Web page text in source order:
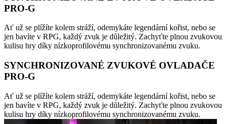
PRO-G
Ať už se plížíte kolem stráží, odemykáte legendární kořist, nebo se
jen bavíte v RPG, každý zvuk je důležitý. Zachyťte plnou zvukovou
kulisu hry díky nízkoprofilovému synchronizovanému zvuku.
SYNCHRONIZOVANÉ ZVUKOVÉ OVLADAČE
PRO-G
Ať už se plížíte kolem stráží, odemykáte legendární kořist, nebo se
jen bavíte v RPG, každý zvuk je důležitý. Zachyťte plnou zvukovou
kulisu hry díky nízkoprofilovému synchronizovanému zvuku.